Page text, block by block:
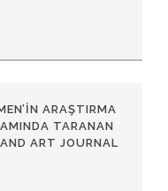
ARAŞTIRMA
TARANAN
ART JOURNAL